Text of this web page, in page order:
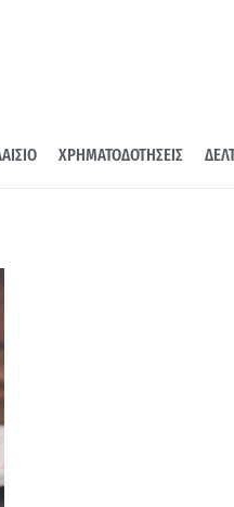
ΧΡΗΜΑΤΟΔΟΤΗΣΕΙΣ